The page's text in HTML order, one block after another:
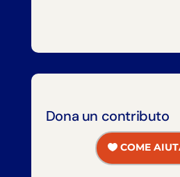
Dona un contributo
COME